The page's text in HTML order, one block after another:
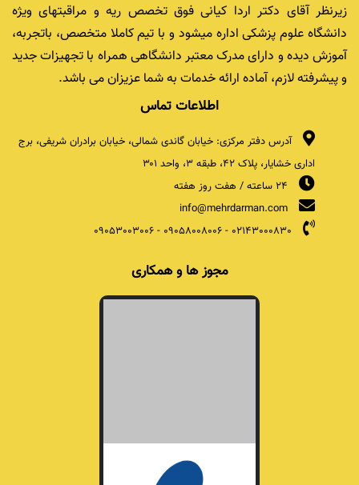
زیرنظر آقای دکتر اردا کیانی فوق تخصص ریه و مراقبتهای ویژه
دانشگاه علوم پزشکی اداره میشود و با تیم کاملا متخصص، باتجربه،
آموزش دیده و دارای مدرک معتبر دانشگاهی همراه با تجهیزات جدید
و پیشرفته لازم، آماده ارائه خدمات به شما عزیزان می باشد.
اطلاعات تماس
آدرس دفتر مرکزی: خیابان گاندی شمالی، خیابان برادران شریفی، برج
اداری خشایار، پلاک ۴۲، طبقه ۳، واحد ۳۰۱
info@mehrdarman.com
02143000830
-
09058008006
-
09053003006
مجوز ها و همکاری